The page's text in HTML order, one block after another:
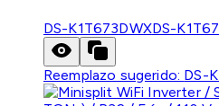
DS-K1T673DWXDS-
Reemplazo sugerido: DS-